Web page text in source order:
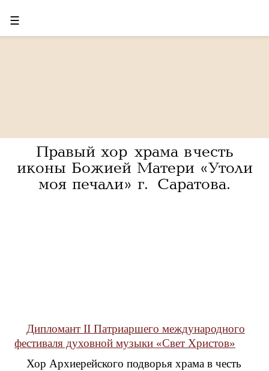
☰
Правый хор храма в честь
иконы Божией Матери «Утоли
моя печали» г. Саратова.
Дипломант II Патриаршего международного
фестиваля духовной музыки «Свет Христов»
Хор Архиерейского подворья храма в честь